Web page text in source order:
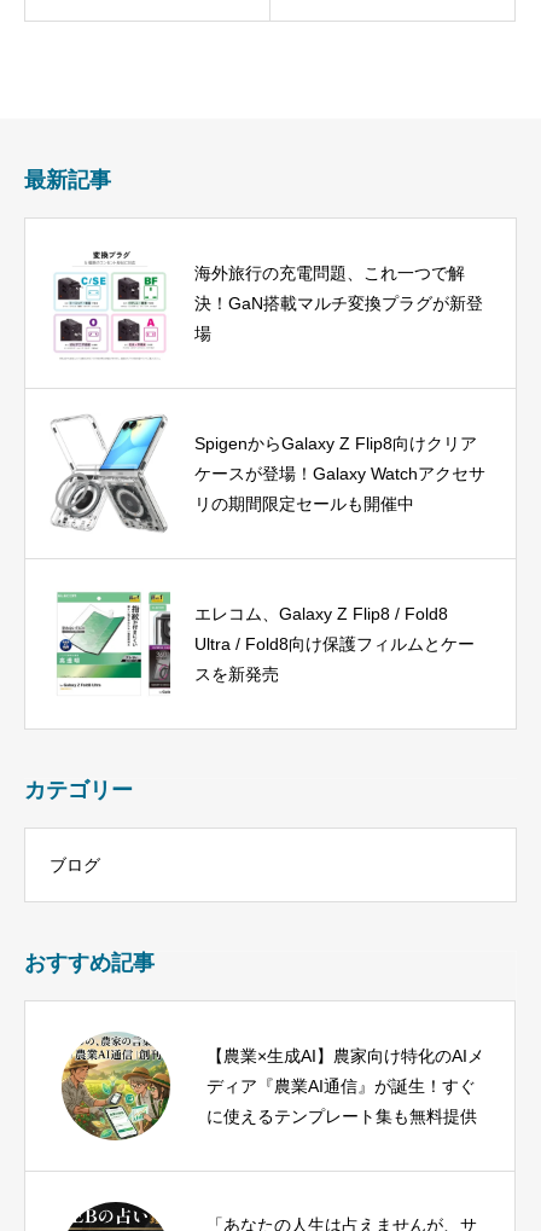
最新記事
海外旅行の充電問題、これ一つで解
決！GaN搭載マルチ変換プラグが新登
場
SpigenからGalaxy Z Flip8向けクリア
ケースが登場！Galaxy Watchアクセサ
リの期間限定セールも開催中
エレコム、Galaxy Z Flip8 / Fold8
Ultra / Fold8向け保護フィルムとケー
スを新発売
カテゴリー
ブログ
おすすめ記事
【農業×生成AI】農家向け特化のAIメ
ディア『農業AI通信』が誕生！すぐ
に使えるテンプレート集も無料提供
「あなたの人生は占えませんが、サ